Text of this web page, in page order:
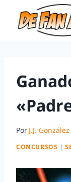
Por J.J.
CONCURSOS |